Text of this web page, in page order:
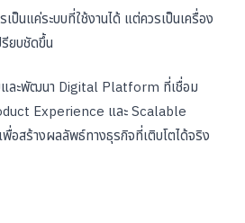
ป็นแค่ระบบที่ใช้งานได้ แต่ควรเป็นเครื่อง
ยบชัดขึ้น
และพัฒนา Digital Platform ที่เชื่อม
Experience และ Scalable
อสร้างผลลัพธ์ทางธุรกิจที่เติบโตได้จริง